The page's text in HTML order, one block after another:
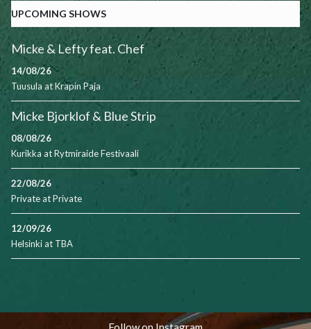
UPCOMING SHOWS
Micke & Lefty feat. Chef
14/08/26
Tuusula atKrapin Paja
Micke Bjorklof & Blue Strip
08/08/26
Kurikka atRytmiraide Festivaali
22/08/26
PrivateatPrivate
12/09/26
Helsinkiat TBA